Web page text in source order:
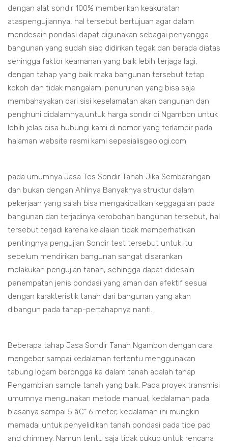
dengan alat sondir 100% memberikan keakuratan
ataspengujiannya, hal tersebut bertujuan agar dalam
mendesain pondasi dapat digunakan sebagai penyangga
bangunan yang sudah siap didirikan tegak dan berada diatas
sehingga faktor keamanan yang baik lebih terjaga lagi,
dengan tahap yang baik maka bangunan tersebut tetap
kokoh dan tidak mengalami penurunan yang bisa saja
membahayakan dari sisi keselamatan akan bangunan dan
penghuni didalamnya,untuk harga sondir di Ngambon untuk
lebih jelas bisa hubungi kami di nomor yang terlampir pada
halaman website resmi kami sepesialisgeologi.com
pada umumnya Jasa Tes Sondir Tanah Jika Sembarangan
dan bukan dengan Ahlinya Banyaknya struktur dalam
pekerjaan yang salah bisa mengakibatkan keggagalan pada
bangunan dan terjadinya kerobohan bangunan tersebut, hal
tersebut terjadi karena kelalaian tidak memperhatikan
pentingnya pengujian Sondir test tersebut untuk itu
sebelum mendirikan bangunan sangat disarankan
melakukan pengujian tanah, sehingga dapat didesain
penempatan jenis pondasi yang aman dan efektif sesuai
dengan karakteristik tanah dari bangunan yang akan
dibangun pada tahap-pertahapnya nanti.
Beberapa tahap Jasa Sondir Tanah Ngambon dengan cara
mengebor sampai kedalaman tertentu menggunakan
tabung logam berongga ke dalam tanah adalah tahap
Pengambilan sample tanah yang baik. Pada proyek transmisi
umumnya mengunakan metode manual, kedalaman pada
biasanya sampai 5 â€“ 6 meter, kedalaman ini mungkin
memadai untuk penyelidikan tanah pondasi pada tipe pad
and chimney. Namun tentu saja tidak cukup untuk rencana